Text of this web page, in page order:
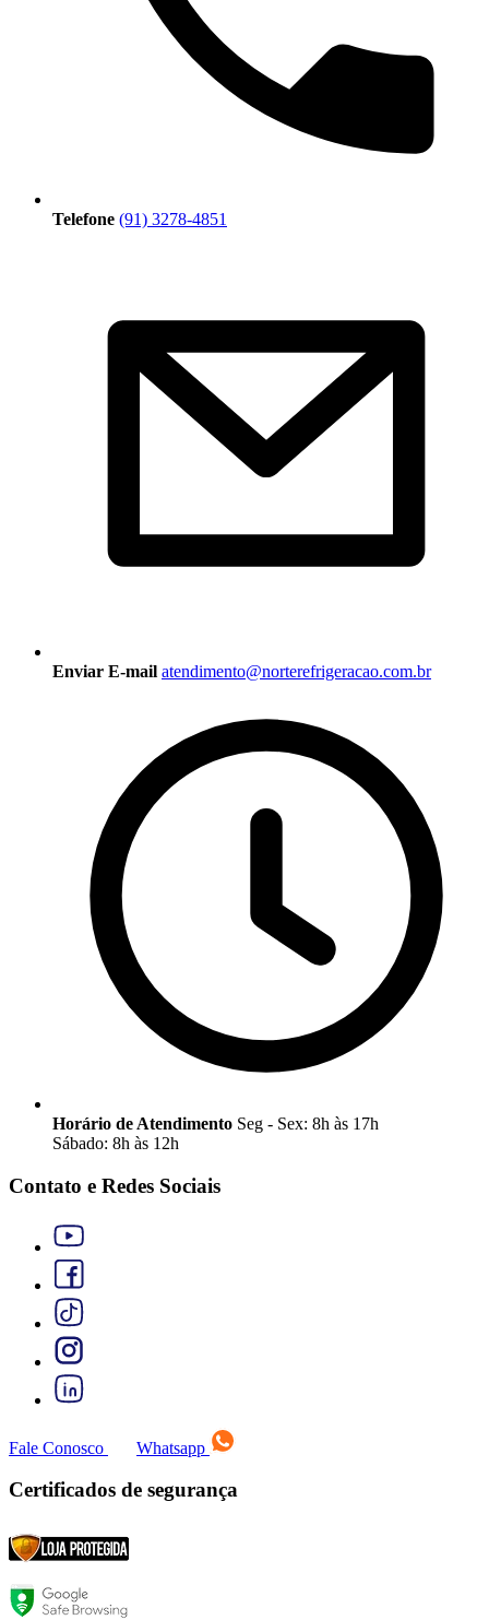
Telefone (91) 3278-4851
Enviar E-mail atendimento@norterefrigeracao.com.br
Horário de Atendimento Seg - Sex: 8h às 17h
Sábado: 8h às 12h
Contato e Redes Sociais
Fale Conosco Whatsapp
Certificados de segurança